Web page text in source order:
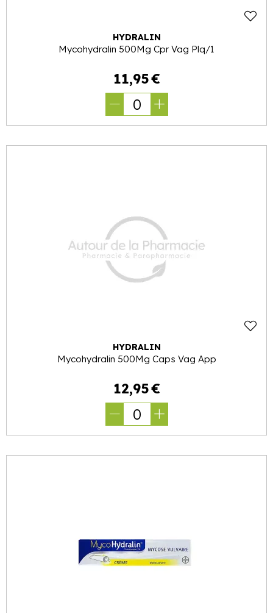
HYDRALIN
Mycohydralin 500Mg Cpr Vag Plq/1
11,95€
0
HYDRALIN
Mycohydralin 500Mg Caps Vag App
12,95€
0